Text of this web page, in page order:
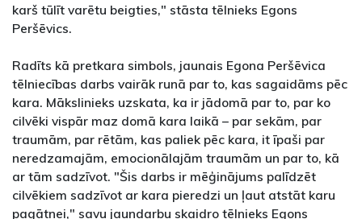
karš tūlīt varētu beigties," stāsta tēlnieks Egons
Peršēvics.
Radīts kā pretkara simbols, jaunais Egona Peršēvica
tēlniecības darbs vairāk runā par to, kas sagaidāms pēc
kara. Mākslinieks uzskata, ka ir jādomā par to, par ko
cilvēki vispār maz domā kara laikā – par sekām, par
traumām, par rētām, kas paliek pēc kara, it īpaši par
neredzamajām, emocionālajām traumām un par to, kā
ar tām sadzīvot. "Šis darbs ir mēģinājums palīdzēt
cilvēkiem sadzīvot ar kara pieredzi un ļaut atstāt karu
pagātnei," savu jaundarbu skaidro tēlnieks Egons